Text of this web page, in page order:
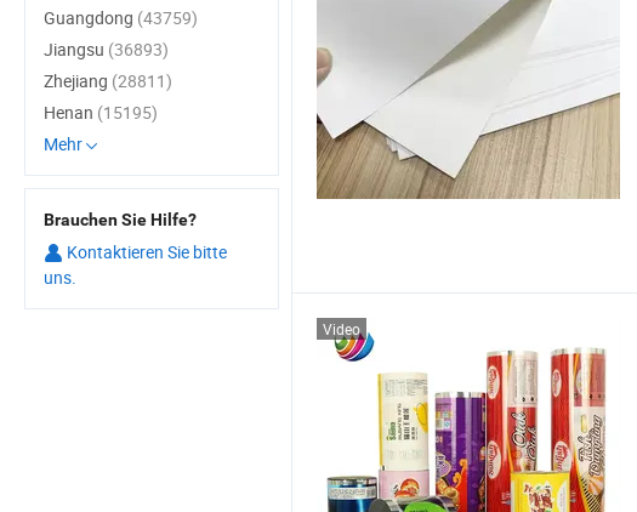
Video
Guangdong (43759)
Jiangsu (36893)
Zhejiang (28811)
Henan (15195)
Mehr
Brauchen Sie Hilfe?
Kontaktieren Sie bitte
uns.